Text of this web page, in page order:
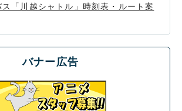
「川越シャトル」時刻表・ルート案
バナー広告